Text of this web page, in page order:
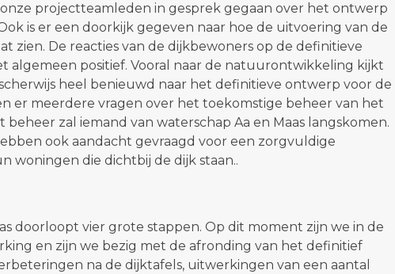
projectteamleden in gesprek gegaan over het ontwerp
is er een doorkijk gegeven naar hoe de uitvoering van de
zien. De reacties van de dijkbewoners op de definitieve
algemeen positief. Vooral naar de natuurontwikkeling kijkt
heel benieuwd naar het definitieve ontwerp voor de
er meerdere vragen over het toekomstige beheer van het
beheer zal iemand van waterschap Aa en Maas langskomen.
ook aandacht gevraagd voor een zorgvuldige
woningen die dichtbij de dijk staan..
doorloopt vier grote stappen. Op dit moment zijn we in de
en zijn we bezig met de afronding van het definitief
na de dijktafels, uitwerkingen van een aantal